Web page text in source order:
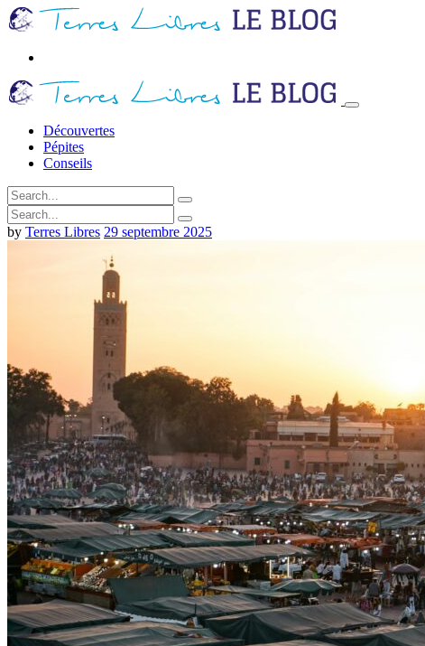
Découvertes
Pépites
Conseils
by Terres Libres 29 septembre 2025